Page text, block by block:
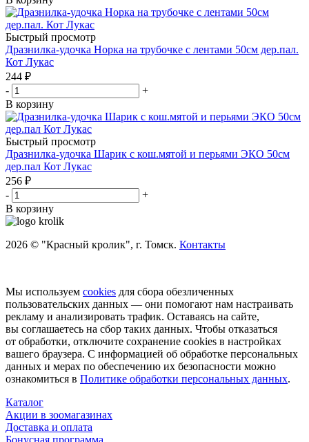
Быстрый просмотр
Дразнилка-удочка Норка на трубочке с лентами 50см дер.пал.
Кот Лукас
244 ₽
-
+
В корзину
Быстрый просмотр
Дразнилка-удочка Шарик с кош.мятой и перьями ЭКО 50см
дер.пал Кот Лукас
256 ₽
-
+
В корзину
2026 © "Красный кролик", г. Томск. Контакты
Мы используем cookies для сбора обезличенных
пользовательских данных — они помогают нам настраивать
рекламу и анализировать трафик. Оставаясь на сайте,
вы соглашаетесь на сбор таких данных. Чтобы отказаться
от обработки, отключите сохранение cookies в настройках
вашего браузера. С информацией об обработке персональных
данных и мерах по обеспечению их безопасности можно
ознакомиться в Политике обработки персональных данных.
Каталог
Акции в зоомагазинах
Доставка и оплата